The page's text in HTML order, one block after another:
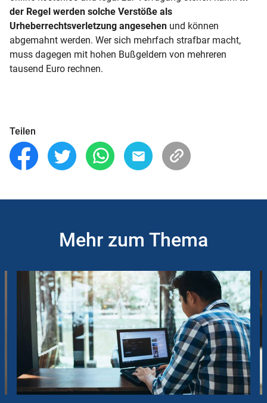
der Regel werden solche Verstöße als
Urheberrechtsverletzung angesehen und können
abgemahnt werden. Wer sich mehrfach strafbar macht,
muss dagegen mit hohen Bußgeldern von mehreren
tausend Euro rechnen.
Teilen
Mehr zum Thema
Instructions